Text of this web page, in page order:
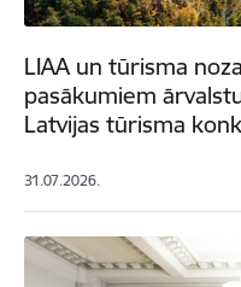
LIAA un tūrisma
pasākumiem
Latvijas tūrisma
31.07.2026.